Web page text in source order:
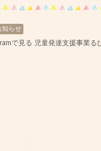
知らせ
で見る 児童発達支援事業る